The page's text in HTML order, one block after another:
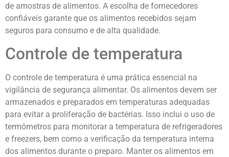
de amostras de alimentos. A escolha de fornecedores
confiáveis garante que os alimentos recebidos sejam
seguros para consumo e de alta qualidade.
Controle de temperatura
O controle de temperatura é uma prática essencial na
vigilância de segurança alimentar. Os alimentos devem ser
armazenados e preparados em temperaturas adequadas
para evitar a proliferação de bactérias. Isso inclui o uso de
termômetros para monitorar a temperatura de refrigeradores
e freezers, bem como a verificação da temperatura interna
dos alimentos durante o preparo. Manter os alimentos em